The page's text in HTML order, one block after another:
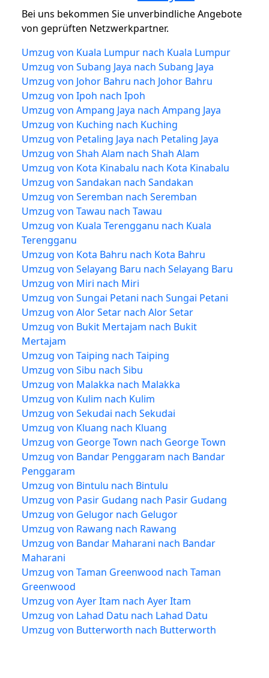
Bei uns bekommen Sie unverbindliche Angebote
von geprüften Netzwerkpartner.
Umzug von Kuala Lumpur nach Kuala Lumpur
Umzug von Subang Jaya nach Subang Jaya
Umzug von Johor Bahru nach Johor Bahru
Umzug von Ipoh nach Ipoh
Umzug von Ampang Jaya nach Ampang Jaya
Umzug von Kuching nach Kuching
Umzug von Petaling Jaya nach Petaling Jaya
Umzug von Shah Alam nach Shah Alam
Umzug von Kota Kinabalu nach Kota Kinabalu
Umzug von Sandakan nach Sandakan
Umzug von Seremban nach Seremban
Umzug von Tawau nach Tawau
Umzug von Kuala Terengganu nach Kuala
Terengganu
Umzug von Kota Bahru nach Kota Bahru
Umzug von Selayang Baru nach Selayang Baru
Umzug von Miri nach Miri
Umzug von Sungai Petani nach Sungai Petani
Umzug von Alor Setar nach Alor Setar
Umzug von Bukit Mertajam nach Bukit
Mertajam
Umzug von Taiping nach Taiping
Umzug von Sibu nach Sibu
Umzug von Malakka nach Malakka
Umzug von Kulim nach Kulim
Umzug von Sekudai nach Sekudai
Umzug von Kluang nach Kluang
Umzug von George Town nach George Town
Umzug von Bandar Penggaram nach Bandar
Penggaram
Umzug von Bintulu nach Bintulu
Umzug von Pasir Gudang nach Pasir Gudang
Umzug von Gelugor nach Gelugor
Umzug von Rawang nach Rawang
Umzug von Bandar Maharani nach Bandar
Maharani
Umzug von Taman Greenwood nach Taman
Greenwood
Umzug von Ayer Itam nach Ayer Itam
Umzug von Lahad Datu nach Lahad Datu
Umzug von Butterworth nach Butterworth